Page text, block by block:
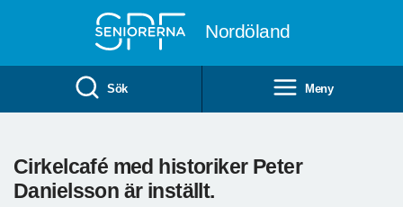
Nordöland
Sök Meny
Cirkelcafé med historiker Peter
Danielsson är inställt.